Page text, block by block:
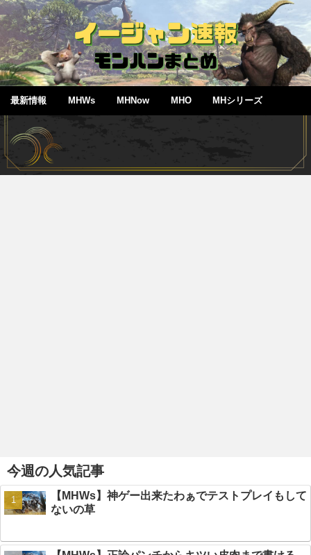
最新情報 MHWs MHNow MHO MHシリーズ
今週の人気記事
【MHWs】神ゲー出来たわぁでテストプレイもして
ないの草